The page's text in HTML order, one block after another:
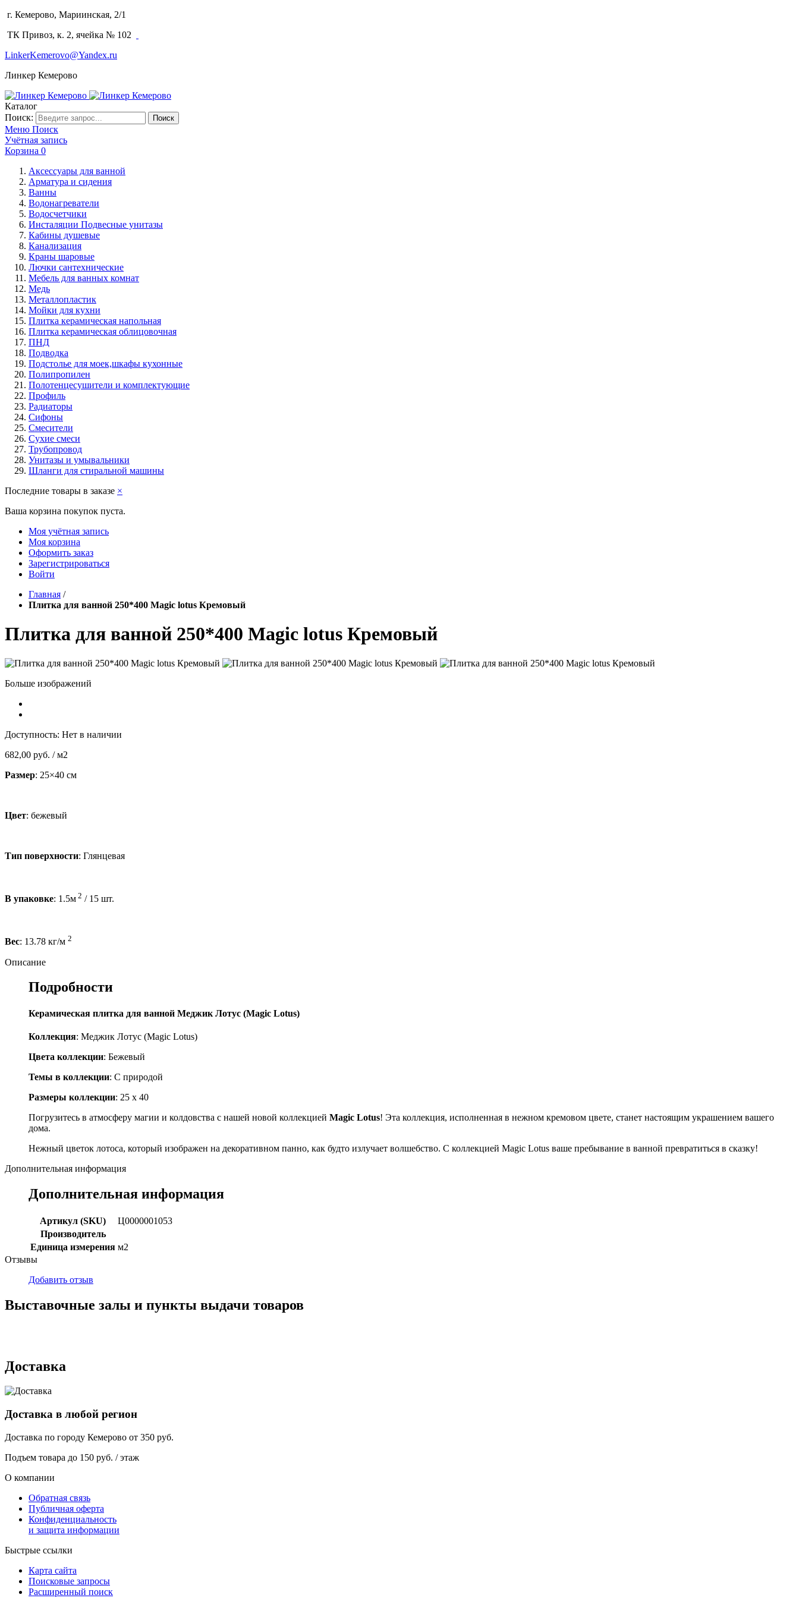
г. Кемерово, Мариинская, 2/1
ТК Привоз, к. 2, ячейка № 102
LinkerKemerovo@Yandex.ru
Линкер Кемерово
Каталог
Поиск:
Поиск
Меню Поиск
Учётная запись
Корзина 0
Аксессуары для ванной
Арматура и сидения
Ванны
Водонагреватели
Водосчетчики
Инсталяции Подвесные унитазы
Кабины душевые
Канализация
Краны шаровые
Лючки сантехнические
Мебель для ванных комнат
Медь
Металлопластик
Мойки для кухни
Плитка керамическая напольная
Плитка керамическая облицовочная
ПНД
Подводка
Подстолье для моек,шкафы кухонные
Полипропилен
Полотенцесушители и комплектующие
Профиль
Радиаторы
Сифоны
Смесители
Сухие смеси
Трубопровод
Унитазы и умывальники
Шланги для стиральной машины
Последние товары в заказе ×
Ваша корзина покупок пуста.
Моя учётная запись
Моя корзина
Оформить заказ
Зарегистрироваться
Войти
Главная /
Плитка для ванной 250*400 Magic lotus Кремовый
Плитка для ванной 250*400 Magic lotus Кремовый
Больше изображений
Доступность: Нет в наличии
682,00 руб. / м2
Размер: 25×40 см
Цвет: бежевый
Тип поверхности: Глянцевая
В упаковке: 1.5м 2 / 15 шт.
Вес: 13.78 кг/м 2
Описание
Подробности
Керамическая плитка для ванной Меджик Лотус (Magic Lotus)
Коллекция: Меджик Лотус (Magic Lotus)
Цвета коллекции: Бежевый
Темы в коллекции: С природой
Размеры коллекции: 25 x 40
Погрузитесь в атмосферу магии и колдовства с нашей новой коллекцией Magic Lotus! Эта коллекция, исполненная в нежном кремовом цвете, станет настоящим украшением вашего
дома.
Нежный цветок лотоса, который изображен на декоративном панно, как будто излучает волшебство. С коллекцией Magic Lotus ваше пребывание в ванной превратиться в сказку!
Дополнительная информация
Дополнительная информация
Артикул (SKU)
Ц0000001053
Производитель
Единица измерения м2
Отзывы
Добавить отзыв
Выставочные залы и пункты выдачи товаров
Доставка
Доставка в любой регион
Доставка по городу Кемерово от 350 руб.
Подъем товара до 150 руб. / этаж
О компании
Обратная связь
Публичная оферта
Конфиденциальность
и защита информации
Быстрые ссылки
Карта сайта
Поисковые запросы
Расширенный поиск